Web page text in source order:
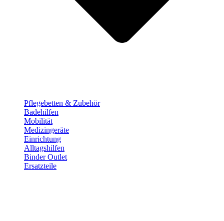
Pflege­betten & Zubehör
Badehilfen
Mobilität
Medizingeräte
Einrichtung
Alltags­hilfen
Binder Outlet
Ersatzteile